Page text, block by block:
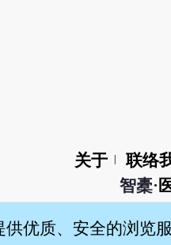
关于 联络
智橐·
供优质、安全的浏览